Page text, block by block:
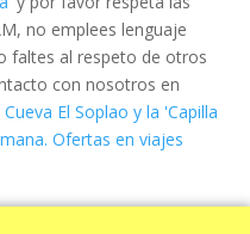
no emplees lenguaje
faltes al respeto de otros
con nosotros en
El Soplao y la 'Capilla
Ofertas en viajes